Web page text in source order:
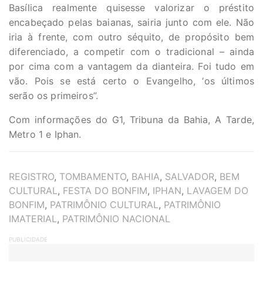
Basílica realmente quisesse valorizar o préstito
encabeçado pelas baianas, sairia junto com ele. Não
iria à frente, com outro séquito, de propósito bem
diferenciado, a competir com o tradicional – ainda
por cima com a vantagem da dianteira. Foi tudo em
vão. Pois se está certo o Evangelho, ‘os últimos
serão os primeiros”.
Com informações do G1, Tribuna da Bahia, A Tarde,
Metro 1 e Iphan.
TAGS
REGISTRO, TOMBAMENTO, BAHIA, SALVADOR, BEM
CULTURAL, FESTA DO BONFIM, IPHAN, LAVAGEM DO
BONFIM, PATRIMÔNIO CULTURAL, PATRIMÔNIO
IMATERIAL, PATRIMÔNIO NACIONAL
PUBLICIDADE